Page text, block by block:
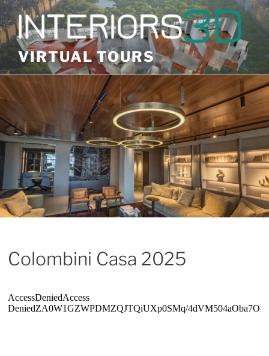
Skip
to
content
VIRTUAL TOURS
Colombini Casa 2025